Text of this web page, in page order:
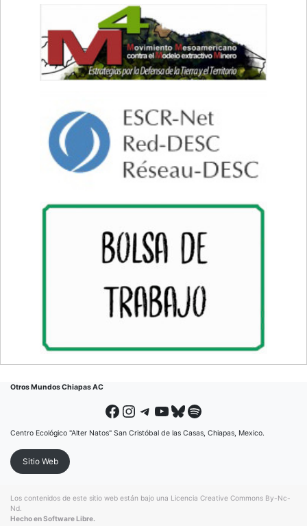
Otros Mundos Chiapas AC
Facebook Instagram Telegram YouTube Bluesky Spotify
Centro Ecológico "Alter Natos" San Cristóbal de las Casas, Chiapas, Mexico.
Sitio Web
Los contenidos de este sitio web están bajo una Licencia Creative Commons By-Nc-
Nd
Hecho en Software Libre.